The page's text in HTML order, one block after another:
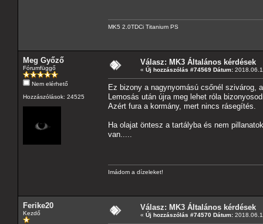
MK5 2.0TDCi Titanium PS
Meg Győző
Fórumfüggő
Nem elérhető
Hozzászólások: 24525
Válasz: MK3 Általános kérdések
« Új hozzászólás #74569 Dátum:
Ez bizony a nagynyomású csőnél szivárog,
Lemosás után újra meg lehet róla
Azért fura a kormány, mert nincs rásegítés.
Ha olajat öntesz a tartályba és nem
van.....
Imádom a dízeleket!
Ferike20
Kezdő
Válasz: MK3 Általános kérdések
« Új hozzászólás #74570 Dátum: